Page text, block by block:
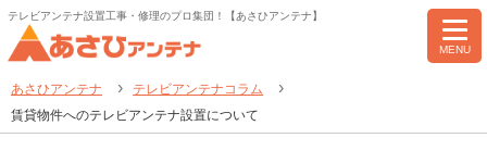
テレビアンテナ設置工事・修理のプロ集団！【あさひアンテナ】
MENU
あさひアンテナ
テレビアンテナコラム
賃貸物件へのテレビアンテナ設置について